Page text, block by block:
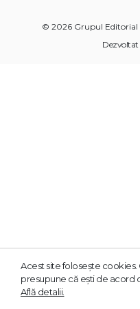
© 2026 Grupul Editorial
Dezvoltat
Acest site foloseşte
presupune că eşti de acord
Află detalii.